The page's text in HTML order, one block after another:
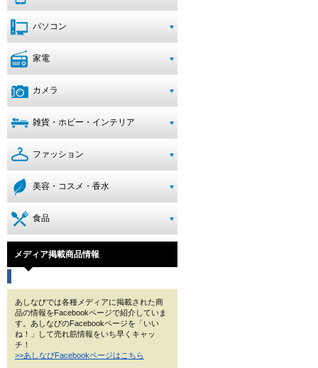
パソコン
家電
カメラ
雑貨・ホビー・インテリア
ファッション
美容・コスメ・香水
食品
メディア掲載商品情報
あしなびでは各種メディアに掲載された商
品の情報をFacebookページで紹介していま
す。あしなびのFacebookページを「いい
ね！」して売れ筋情報をいち早くキャッ
チ！
>>あしなびFacebookページはこちら